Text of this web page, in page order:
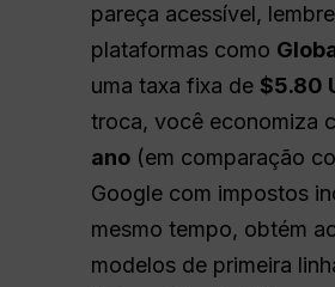
pareça acessível,
plataformas como
uma taxa fixa de$5.80
troca, você economiza
ano (em comparação
Google com impostos
mesmo tempo, obtém
modelos de primeira